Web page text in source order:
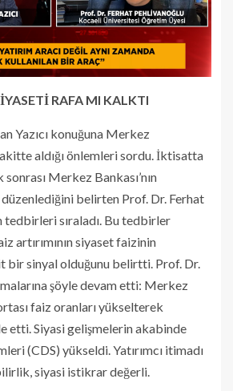
RAFA MI KALKTI
Yazıcı konuğuna Merkez
aldığı önlemleri sordu. İktisatta
Merkez Bankası’nın
belirten Prof. Dr. Ferhat
tedbirleri sıraladı. Bu tedbirler
artırımının siyaset faizinin
bir sinyal olduğunu belirtti. Prof. Dr.
şöyle devam etti: Merkez
faiz oranları yükselterek
etti. Siyasi gelişmelerin akabinde
(CDS) yükseldi. Yatırımcı itimadı
siyasi istikrar değerli.